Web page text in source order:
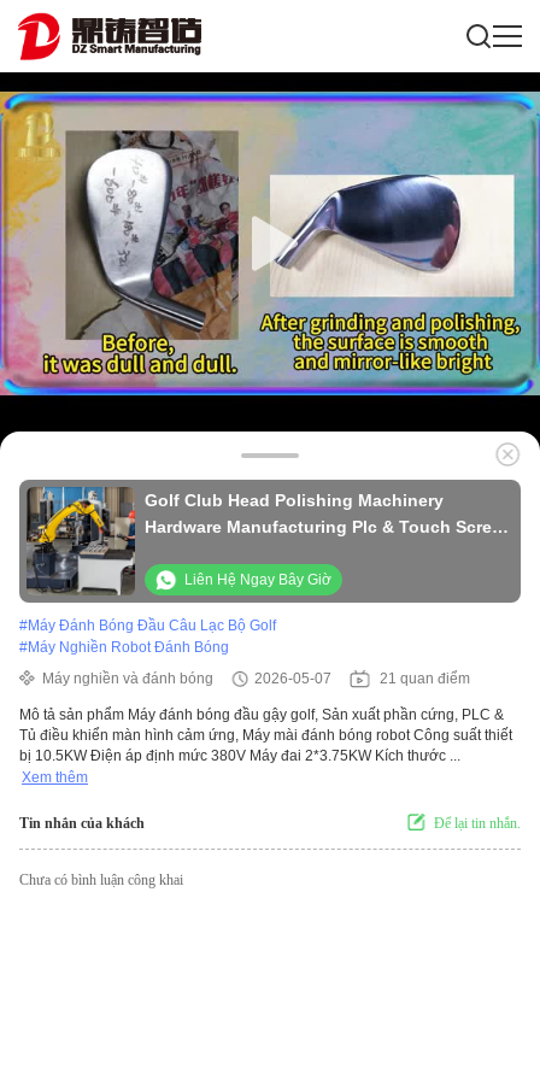
Golf Club Head Polishing Machinery
Hardware Manufacturing Plc & Touch Screen
Máy xayLiên Hệ Ngay Bây Giờ
#Máy Đánh Bóng Đầu Câu Lạc Bộ Golf
#Máy Nghiền Robot Đánh Bóng
Máy nghiền và đánh bóng
2026-05-07 21 quan điểm
Mô tả sản phẩm Máy đánh bóng đầu gậy golf, Sản xuất phần cứng, PLC &
Tủ điều khiển màn hình cảm ứng, Máy mài đánh bóng robot Công suất thiết
bị 10.5KW Điện áp định mức 380V Máy đai 2*3.75KW Kích thước ...
Xem thêm
Tin nhắn của khách Để lại tin nhắn.
Chưa có bình luận công khai